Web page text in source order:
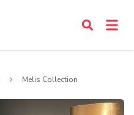
Melis Collection